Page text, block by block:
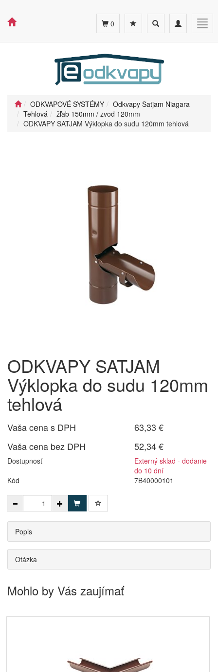
Toggle
navigation
Toggle
search
0
ODKVAPOVÉ SYSTÉMY
Odkvapy Satjam Niagara
Tehlová
žľab 150mm / zvod 120mm
ODKVAPY SATJAM Výklopka do sudu 120mm tehlová
ODKVAPY SATJAM
Výklopka do sudu 120mm
tehlová
Vaša cena s DPH
63,33 €
Vaša cena bez DPH
52,34 €
Dostupnosť
Externý sklad - dodanie
do 10 dní
Kód
7B40000101
Popis
Otázka
Mohlo by Vás zaujímať